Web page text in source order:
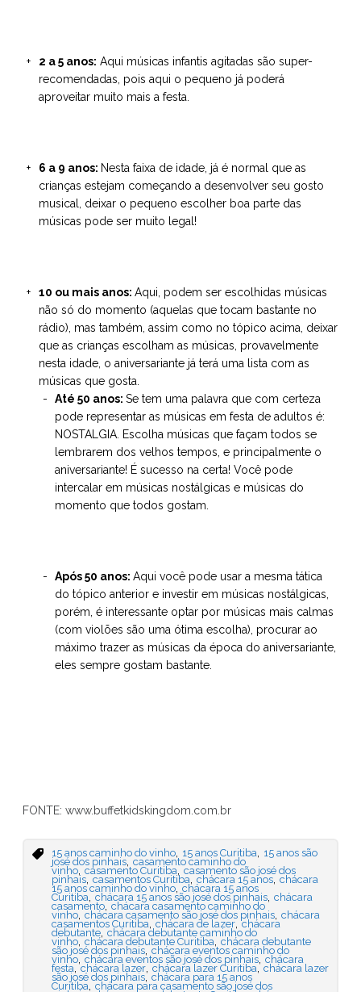
2 a 5 anos: Aqui músicas infantis agitadas são super-
recomendadas, pois aqui o pequeno já poderá
aproveitar muito mais a festa.
6 a 9 anos: Nesta faixa de idade, já é normal que as
crianças estejam começando a desenvolver seu gosto
musical, deixar o pequeno escolher boa parte das
músicas pode ser muito legal!
10 ou mais anos: Aqui, podem ser escolhidas músicas
não só do momento (aquelas que tocam bastante no
rádio), mas também, assim como no tópico acima, deixar
que as crianças escolham as músicas, provavelmente
nesta idade, o aniversariante já terá uma lista com as
músicas que gosta.
Até 50 anos: Se tem uma palavra que com certeza
pode representar as músicas em festa de adultos é:
NOSTALGIA. Escolha músicas que façam todos se
lembrarem dos velhos tempos, e principalmente o
aniversariante! É sucesso na certa! Você pode
intercalar em músicas nostálgicas e músicas do
momento que todos gostam.
Após 50 anos: Aqui você pode usar a mesma tática
do tópico anterior e investir em músicas nostálgicas,
porém, é interessante optar por músicas mais calmas
(com violões são uma ótima escolha), procurar ao
máximo trazer as músicas da época do aniversariante,
eles sempre gostam bastante.
FONTE: www.buffetkidskingdom.com.br
15 anos caminho do vinho, 15 anos Curitiba 15 anos são
josé dos pinhais, casamento caminho do
vinho, casamento Curitiba casamento são josé dos
pinhais, casamentos Curitiba chácara 15 anos, chácara
15 anos caminho do vinho, chácara 15 anos
Curitiba chácara 15 anos são josé dos pinhais, chácara
casamento, chácara casamento caminho do
vinho, chácara casamento são josé dos pinhais, chácara
casamentos Curitiba chácara de lazer, chácara
debutante, chácara debutante caminho do
vinho, chácara debutante Curitiba chácara debutante
são josé dos pinhais, chácara eventos caminho do
vinho, chácara eventos são josé dos pinhais, chácara
festa chácara lazer, chácara lazer Curitiba chácara lazer
são josé dos pinhais, chácara para 15 anos
Curitiba chácara para casamento são josé dos